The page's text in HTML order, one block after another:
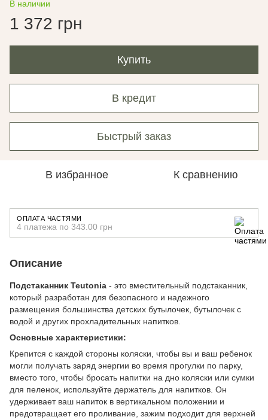
В наличии
1 372 грн
Купить
В кредит
Быстрый заказ
В избранное К сравнению
ОПЛАТА ЧАСТЯМИ
4 платежа по 343.00 грн
Описание
Подстаканник Teutonia - это вместительный подстаканник,
который разработан для безопасного и надежного
размещения большинства детских бутылочек, бутылочек с
водой и других прохладительных напитков.
Основные характеристики:
Крепится с каждой стороны коляски, чтобы вы и ваш ребенок
могли получать заряд энергии во время прогулки по парку,
вместо того, чтобы бросать напитки на дно коляски или сумки
для пеленок, используйте держатель для напитков. Он
удерживает ваш напиток в вертикальном положении и
предотвращает его проливание, зажим подходит для верхней